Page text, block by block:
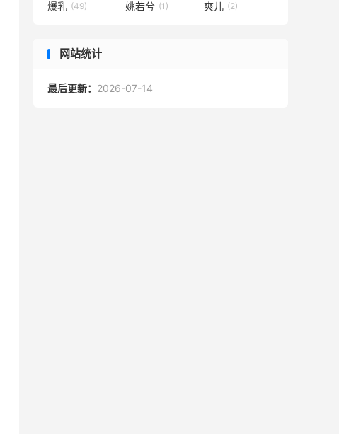
爆乳 (49) 姚若兮 (1) 爽儿 (2)
网站统计
最后更新： 2026-07-14